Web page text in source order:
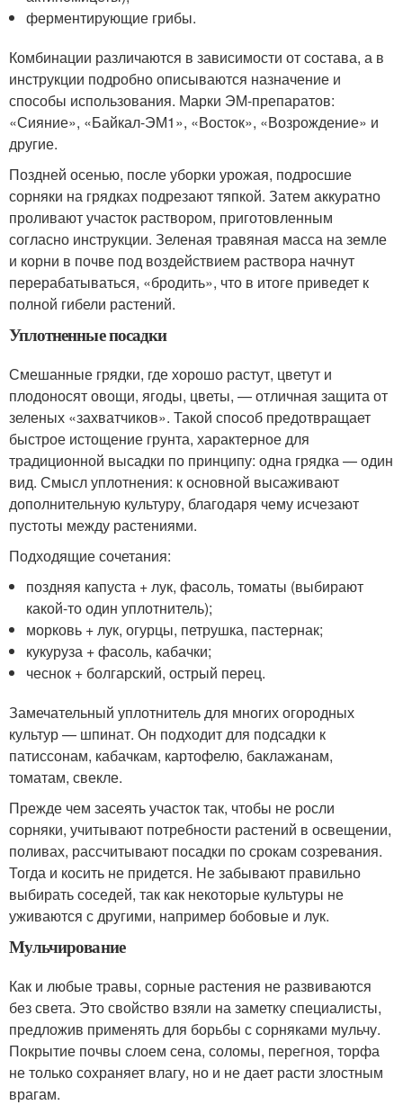
ферментирующие грибы.
Комбинации различаются в зависимости от состава, а в
инструкции подробно описываются назначение и
способы использования. Марки ЭМ-препаратов:
«Сияние», «Байкал-ЭМ1», «Восток», «Возрождение» и
другие.
Поздней осенью, после уборки урожая, подросшие
сорняки на грядках подрезают тяпкой. Затем аккуратно
проливают участок раствором, приготовленным
согласно инструкции. Зеленая травяная масса на земле
и корни в почве под воздействием раствора начнут
перерабатываться, «бродить», что в итоге приведет к
полной гибели растений.
Уплотненные посадки
Смешанные грядки, где хорошо растут, цветут и
плодоносят овощи, ягоды, цветы, — отличная защита от
зеленых «захватчиков». Такой способ предотвращает
быстрое истощение грунта, характерное для
традиционной высадки по принципу: одна грядка — один
вид. Смысл уплотнения: к основной высаживают
дополнительную культуру, благодаря чему исчезают
пустоты между растениями.
Подходящие сочетания:
поздняя капуста + лук, фасоль, томаты (выбирают
какой-то один уплотнитель);
морковь + лук, огурцы, петрушка, пастернак;
кукуруза + фасоль, кабачки;
чеснок + болгарский, острый перец.
Замечательный уплотнитель для многих огородных
культур — шпинат. Он подходит для подсадки к
патиссонам, кабачкам, картофелю, баклажанам,
томатам, свекле.
Прежде чем засеять участок так, чтобы не росли
сорняки, учитывают потребности растений в освещении,
поливах, рассчитывают посадки по срокам созревания.
Тогда и косить не придется. Не забывают правильно
выбирать соседей, так как некоторые культуры не
уживаются с другими, например бобовые и лук.
Мульчирование
Как и любые травы, сорные растения не развиваются
без света. Это свойство взяли на заметку специалисты,
предложив применять для борьбы с сорняками мульчу.
Покрытие почвы слоем сена, соломы, перегноя, торфа
не только сохраняет влагу, но и не дает расти злостным
врагам.